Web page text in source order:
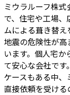
ミウラルーフ株
で、住宅や工場
ムによる葺き替
地震の危険性が
います。個人宅
て安心な会社で
ケースもある中
直接依頼を受ける